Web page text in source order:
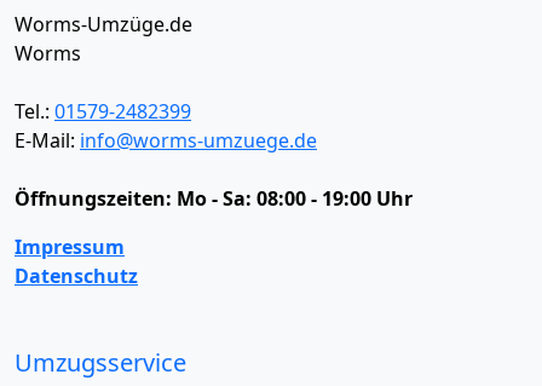
Worms-Umzüge.de
Worms
Tel.: 01579-2482399
E-Mail: info@worms-umzuege.de
Öffnungszeiten: Mo - Sa: 08:00 - 19:00 Uhr
Impressum
Datenschutz
Umzugsservice